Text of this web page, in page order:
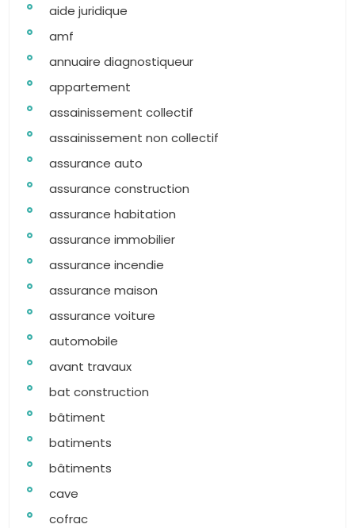
aide juridique
amf
annuaire diagnostiqueur
appartement
assainissement collectif
assainissement non collectif
assurance auto
assurance construction
assurance habitation
assurance immobilier
assurance incendie
assurance maison
assurance voiture
automobile
avant travaux
bat construction
bâtiment
batiments
bâtiments
cave
cofrac